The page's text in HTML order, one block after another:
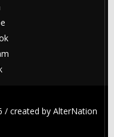
/ created by AlterNation